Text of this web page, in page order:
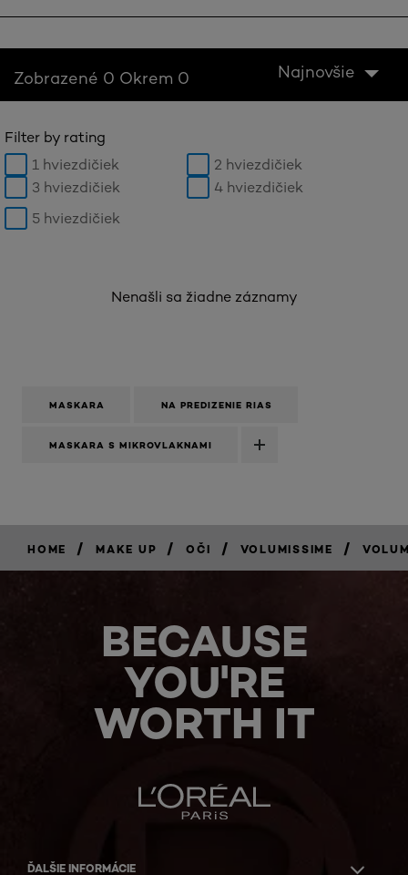
Zobrazené 0 Okrem 0 Najnovšie
Filter by rating
1 hviezdičiek
2 hviezdičiek
3 hviezdičiek
4 hviezdičiek
5 hviezdičiek
Nenašli sa žiadne záznamy
MASKARA NA PREDIZENIE RIAS
MASKARA S MIKROVLAKNAMI
HOME / MAKE UP / OČI / VOLUMISSIME /
BECAUSE
YOU'RE
WORTH IT
ĎALŠIE INFORMÁCIE